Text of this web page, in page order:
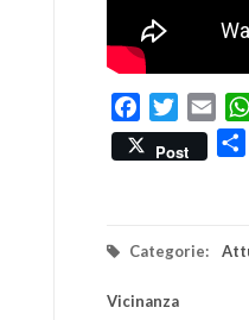
FacebookTwitterEmail
Post
Categorie:
Vicinanza